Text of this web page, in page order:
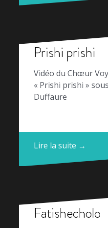
Prishi prishi
Vidéo du Chœur
« Prishi prishi »
Duffaure
Lire la suite →
Fatishecholo